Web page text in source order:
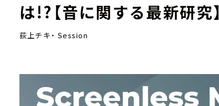
は!?【音に関する最新研究】
荻上チキ・ Session